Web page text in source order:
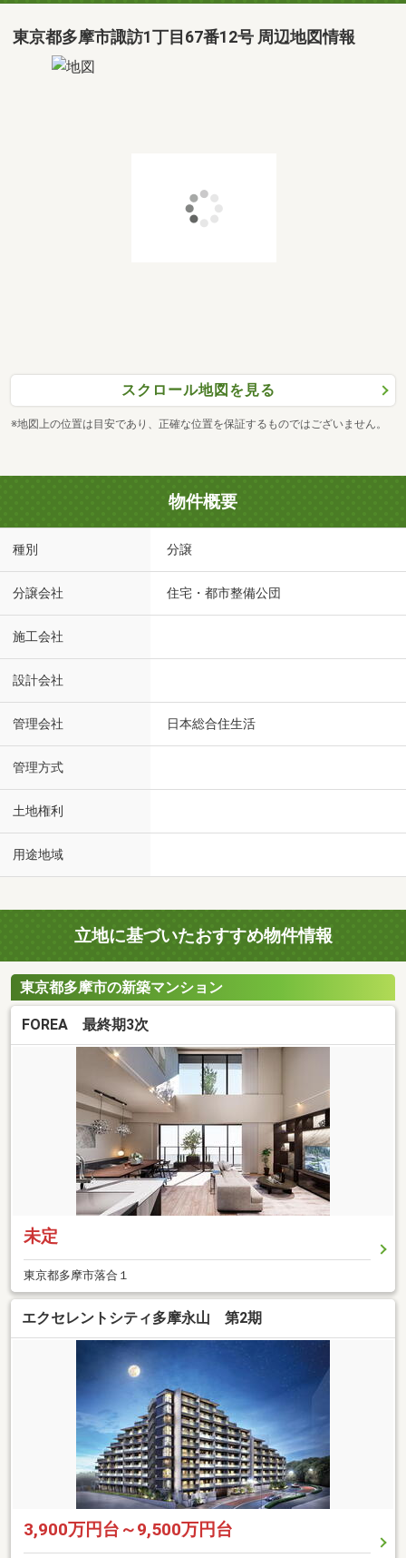
東京都多摩市諏訪1丁目67番12号 周辺地図情報
スクロール地図を見る
※地図上の位置は目安であり、正確な位置を保証するものではございません。
物件概要
種別 分譲
分譲会社 住宅・都市整備公団
施工会社
設計会社
管理会社 日本総合住生活
管理方式
土地権利
用途地域
立地に基づいたおすすめ物件情報
東京都多摩市の新築マンション
FOREA 最終期3次
未定
東京都多摩市落合１
エクセレントシティ多摩永山 第2期
3,900万円台～9,500万円台